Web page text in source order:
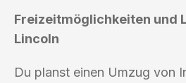
Freizeitmöglichkeiten und
Lincoln
Du planst einen Umzug von